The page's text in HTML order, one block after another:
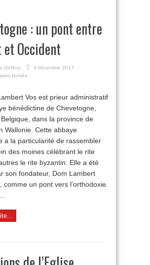
: un pont entre
Occident
Geffroy
3 décembre 2017
fermés
un
pont
Orient
et
Occident
Vos est prieur administratif
bénédictine de Chevetogne,
dans la province de
Wallonie. Cette abbaye
a la particularité de rassembler
des moines célébrant le rite
le rite byzantin. Elle a été
son fondateur, Dom Lambert
comme un pont vers l’orthodoxie.